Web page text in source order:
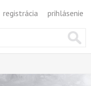
registrácia prihlásenie